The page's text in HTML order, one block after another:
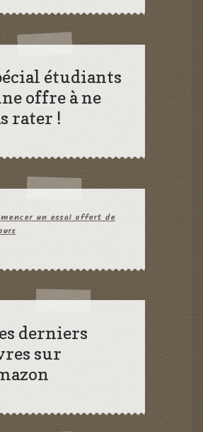
étudiants
offre à ne
rater !
un essai offert de
derniers
sur